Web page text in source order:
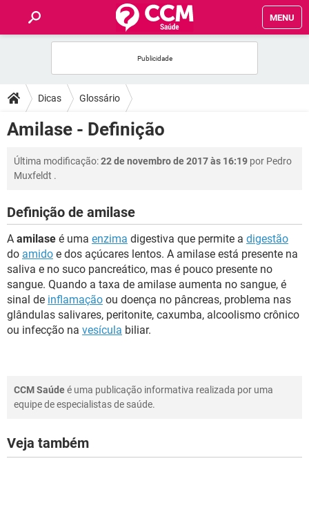
MENU
FÓRUM
SAÚDE
FAMÍLIA
SEXUALIDADE
GLOSSÁRIO
Dicas Glossário
Amilase - Definição
Última modificação:22 de novembro de 2017 às 16:19 por Pedro
Muxfeldt .
Definição de amilase
A amilase é uma enzima digestiva que permite a digestão
do amido e dos açúcares lentos. A amilase está presente na
saliva e no suco pancreático, mas é pouco presente no
sangue. Quando a taxa de amilase aumenta no sangue, é
sinal de inflamação ou doença no pâncreas, problema nas
glândulas salivares, peritonite, caxumba, alcoolismo crônico
ou infecção na vesícula biliar.
CCM Saúdeé uma publicação informativa realizada por uma
equipe de especialistas de saúde.
Veja também